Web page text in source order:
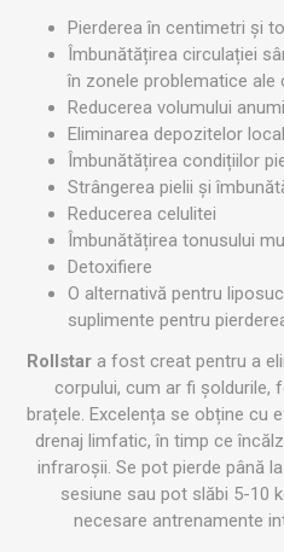
Pierderea în centimetri și
Îmbunătățirea circulației
în zonele problematice ale
Reducerea volumului
Eliminarea depozitelor
Îmbunătățirea condițiilor
Strângerea pielii și
Reducerea celulitei
Îmbunătățirea tonusului
Detoxifiere
O alternativă pentru
suplimente pentru
Rollstara fost creat pentru a
corpului, cum ar fi șoldurile,
brațele. Excelența se obține cu
drenaj limfatic, în timp ce
infraroșii. Se pot pierde până
sesiune sau pot slăbi 5-10
necesare antrenamente